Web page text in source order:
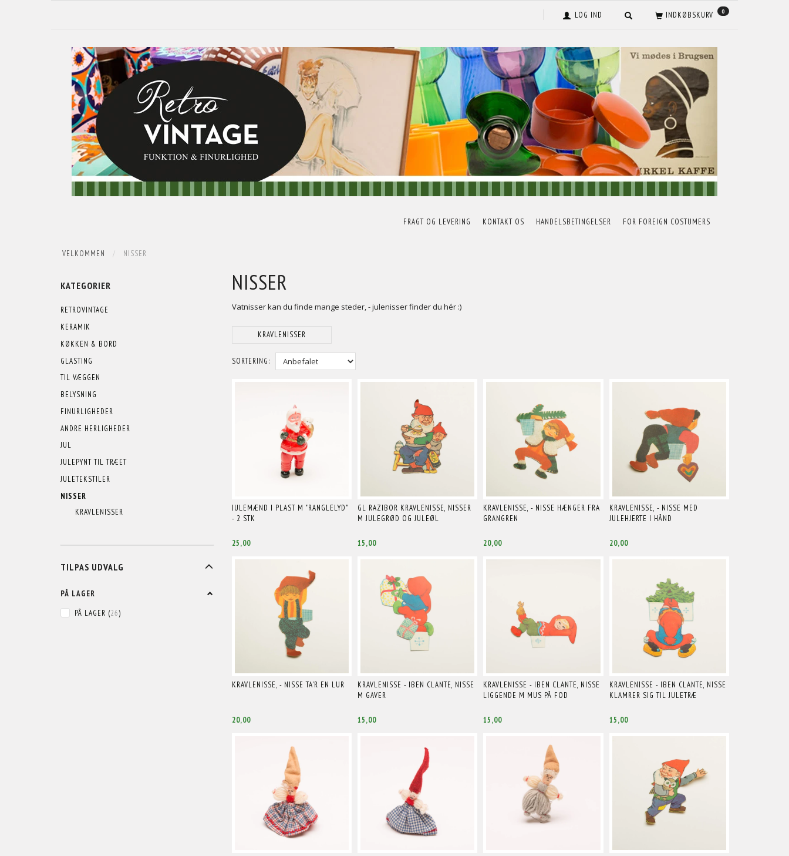
LOG IND INDKØBSKURV 0
FRAGT OG LEVERING KONTAKT OS HANDELSBETINGELSER FOR FOREIGN COSTUMERS
VELKOMMEN NISSER
KATEGORIER
RETROVINTAGE
KERAMIK
KØKKEN & BORD
GLASTING
TIL VÆGGEN
BELYSNING
FINURLIGHEDER
ANDRE HERLIGHEDER
JUL
JULEPYNT TIL TRÆET
JULETEKSTILER
NISSER
KRAVLENISSER
TILPAS UDVALG
PÅ LAGER
PÅ LAGER (26)
NISSER
Vatnisser kan du finde mange steder, - julenisser finder du hér :)
KRAVLENISSER
SORTERING:
JULEMÆND I PLAST M "RANGLELYD"
- 2 STK
25,00
GL RAZIBOR KRAVLENISSE, NISSER
M JULEGRØD OG JULEØL
15,00
KRAVLENISSE, - NISSE HÆNGER FRA
GRANGREN
20,00
KRAVLENISSE, - NISSE MED
JULEHJERTE I HÅND
20,00
KRAVLENISSE, - NISSE TA'R EN LUR
20,00
KRAVLENISSE - IBEN CLANTE, NISSE
M GAVER
15,00
KRAVLENISSE - IBEN CLANTE, NISSE
LIGGENDE M MUS PÅ FOD
15,00
KRAVLENISSE - IBEN CLANTE, NISSE
KLAMRER SIG TIL JULETRÆ
15,00